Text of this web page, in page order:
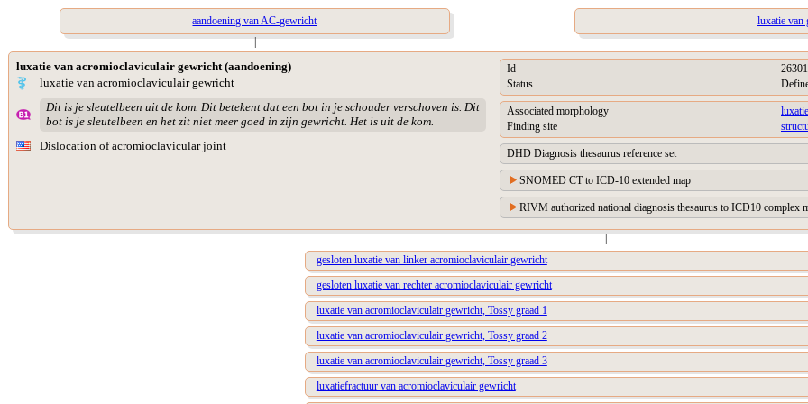
aandoening van AC-gewricht
luxatie van
|
luxatie van acromioclaviculair gewricht (aandoening)
luxatie van acromioclaviculair gewricht
Dit is je sleutelbeen uit de kom. Dit betekent dat een bot in je schouder verschoven is. Dit
bot is je sleutelbeen en het zit niet meer goed in zijn gewricht. Het is uit de kom.
Dislocation of acromioclavicular joint
Id
Status
Associated morphology
luxatie
Finding site
DHD Diagnosis thesaurus reference set
SNOMED CT to ICD-10 extended map
RIVM authorized national diagnosis thesaurus to ICD10 complex
|
gesloten luxatie van linker acromioclaviculair gewricht
gesloten luxatie van rechter acromioclaviculair gewricht
luxatie van acromioclaviculair gewricht, Tossy graad 1
luxatie van acromioclaviculair gewricht, Tossy graad 2
luxatie van acromioclaviculair gewricht, Tossy graad 3
luxatiefractuur van acromioclaviculair gewricht